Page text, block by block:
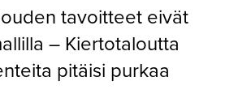
kieli:
tavoitteet eivät
– Kiertotaloutta
pitäisi purkaa